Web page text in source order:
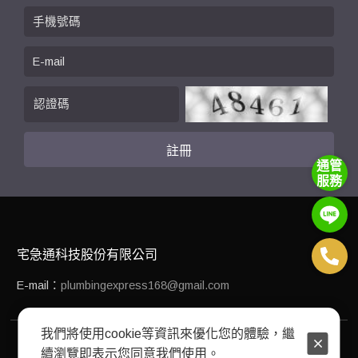
宅急通科技股份有限公司
E-mail：plumbingexpress168@gmail.com
COPYRIGHT © 2024 宅急通科技股份有限公司 ALL RIGHTS
通管
服務
我們將使用cookie等資訊來優化您的體驗，繼
續瀏覽即表示您同意我們使用。